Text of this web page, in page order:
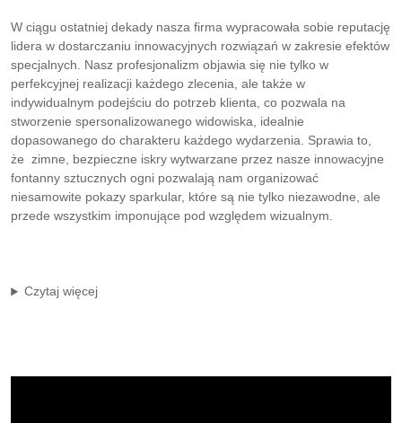
W ciągu ostatniej dekady nasza firma wypracowała sobie reputację
lidera w dostarczaniu innowacyjnych rozwiązań w zakresie efektów
specjalnych. Nasz profesjonalizm objawia się nie tylko w
perfekcyjnej realizacji każdego zlecenia, ale także w
indywidualnym podejściu do potrzeb klienta, co pozwala na
stworzenie spersonalizowanego widowiska, idealnie
dopasowanego do charakteru każdego wydarzenia. Sprawia to,
że zimne, bezpieczne iskry wytwarzane przez nasze innowacyjne
fontanny sztucznych ogni pozwalają nam organizować
niesamowite pokazy sparkular, które są nie tylko niezawodne, ale
przede wszystkim imponujące pod względem wizualnym.
Czytaj więcej